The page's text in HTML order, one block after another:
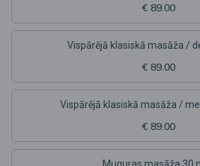
€ 89.00
Vispārējā klasiskā masāža /
€ 89.00
Vispārējā klasiskā masāža /
€ 89.00
Muguras masāža 30